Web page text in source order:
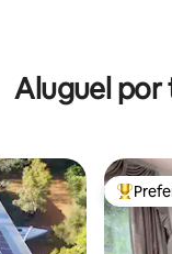
Aluguel por
Entre